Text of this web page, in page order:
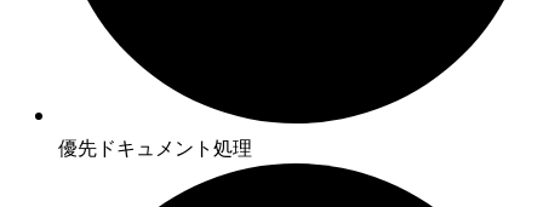
優先ドキュメント処理